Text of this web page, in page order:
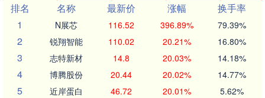
排名
名称 最新价 涨幅
换手率
1
N展芯 116.52 396.89% 79.39%
2 锐翔智能 110.02 20.21% 16.80%
3 志特新材 14.8 20.03% 14.18%
4 博腾股份 20.44 20.02% 14.77%
5 近岸蛋白 46.72 20.01% 5.62%